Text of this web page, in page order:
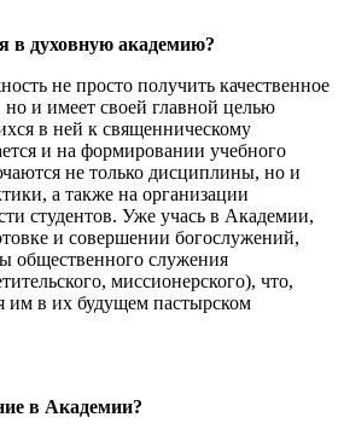
в духовную академию?
не просто получить качественное
но и имеет своей главной целью
в ней к священническому
и на формировании учебного
не только дисциплины, но и
а также на организации
студентов. Уже учась в Академии,
и совершении богослужений,
общественного служения
миссионерского), что,
им в их будущем пастырском
в Академии?